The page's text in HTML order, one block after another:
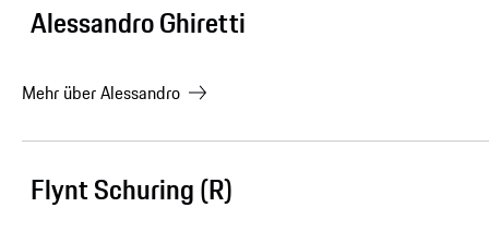
Alessandro Ghiretti
Mehr überAlessandro
Flynt Schuring (R)